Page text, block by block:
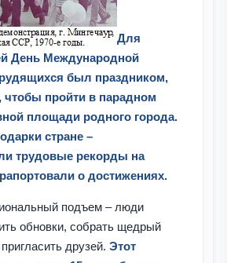
Для
День Международной
был праздником,
пройти в парадном
площади родного города.
стране –
трудовые рекорды на
о достижениях.
подъем – люди
обновки, собрать щедрый
друзей. Этот